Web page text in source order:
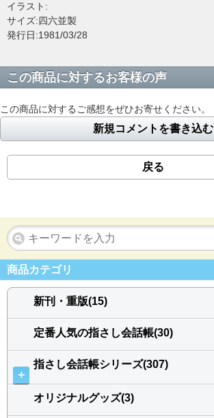
イラスト:
サイズ:四六並製
発行日:1981/03/28
この商品に対するお客様の声
この商品に対するご感想をぜひお寄せください。
新規コメントを書き込む
戻る
商品カテゴリ
新刊・重版(15)
定番人気の指さし会話帳(30)
＋
指さし会話帳シリーズ(307)
オリジナルグッズ(3)